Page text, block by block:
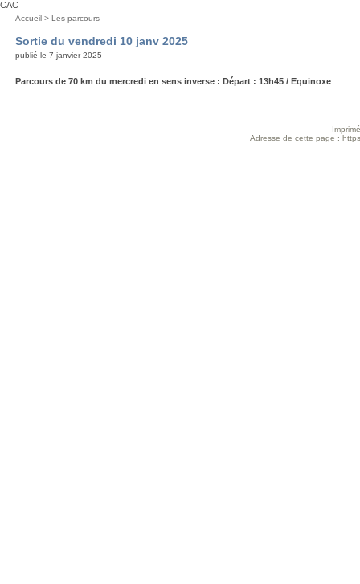
CAC
Vous
ici
:
Accueil >Les parcours
Sortie du vendredi 10 janv 2025
publié le 7 janvier 2025
Parcours de 70 km du mercredi en sens inverse : Départ : 13h45 / Equinoxe
Adresse de cette page :